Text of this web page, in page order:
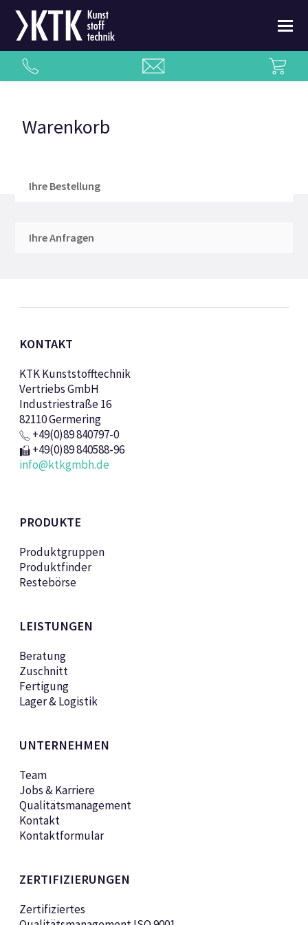
Warenkorb
KONTAKT
KTK Kunststofftechnik
Vertriebs GmbH
Industriestraße 16
82110 Germering
+49(0)89 840797-0
+49(0)89 840588-96
info@ktkgmbh.de
PRODUKTE
Produktgruppen
Produktfinder
Restebörse
LEISTUNGEN
Beratung
Zuschnitt
Fertigung
Lager & Logistik
UNTERNEHMEN
Team
Jobs & Karriere
Qualitätsmanagement
Kontakt
Kontaktformular
ZERTIFIZIERUNGEN
Zertifiziertes